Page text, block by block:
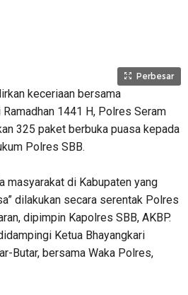
Perbesar
keceriaan bersama
1441 H, Polres Seram
325 paket berbuka puasa kepada
Polres SBB.
masyarakat di Kabupaten yang
dilakukan secara serentak Polres
dipimpin Kapolres SBB, AKBP.
Ketua Bhayangkari
Butar, bersama Waka Polres,